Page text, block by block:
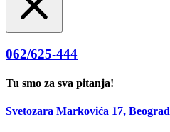
062/625-444
Tu smo za sva pitanja!
Svetozara Markovića 17, Beograd